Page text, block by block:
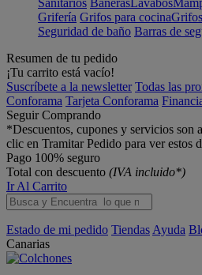
Sanitarios BañerasLavabos
Grifería Grifos para cocina
Seguridad de baño Barras de
Resumen de tu pedido
¡Tu carrito está vacío!
Suscríbete a la newsletter Todas las
Conforama Tarjeta Conforama
Seguir Comprando
*Descuentos, cupones y servicios son
clic en Tramitar Pedido para ver estos
Pago 100% seguro
Total con descuento (IVA incluido*)
Ir Al Carrito
Estado de mi pedido Tiendas Ayuda
Canarias